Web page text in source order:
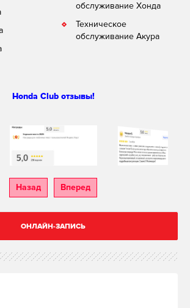
обслуживание Хонда
Техническое
обслуживание Акура
Honda Club отзывы!
Назад Вперед
ОНЛАЙН-ЗАПИСЬ